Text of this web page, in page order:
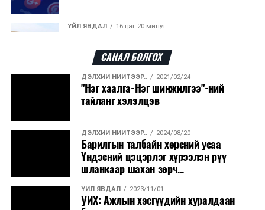
ҮЙЛ ЯВДАЛ 16 цаг 20 минут
талаас илүү хувь нь 13-аас...
ҮЙЛ ЯВДАЛ 16 цаг 25 минут
Засгийн газар энэ оныг дуустал санхүүгийн
хэмнэлтийн горимд шилжинэ
ХЭН ЮУ ХЭЛЭВ... 16 цаг 53 минут
Шатахууны импортын гаалийн албан татварыг
2027 оны хоёрдугаар сарын ...
ҮЙЛ ЯВДАЛ
Нөөцийн махны хяналтын тогтолцоог
САНАЛ БОЛГОХ
ДЭЛХИЙ НИЙТЭЭР.. 2021/02/24
"Нэг хаалга-Нэг шинжилгээ"-ний
тайланг хэлэлцэв
ДЭЛХИЙ НИЙТЭЭР.. 2024/08/20
Барилгын талбайн хөрсний усаа
Үндэсний цэцэрлэг хүрээлэн рүү
шланкаар шахан зөрч...
ҮЙЛ ЯВДАЛ 2023/11/01
УИХ: Ажлын хэсгүүдийн хуралдаан